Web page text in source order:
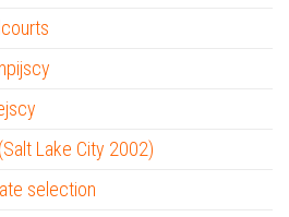
Lake City 2002)
selection